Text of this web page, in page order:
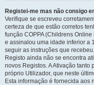
Registei-me mas não consigo
Verifique se escreveu
certeza de que estão corretos
função COPPA (Childrens
e assinalou uma idade inferior a
seguir as instruções que
Registo ainda não se encontra
novos Registos. A Ativação
próprio Utilizador, que neste
Esta informação é fornecida aos